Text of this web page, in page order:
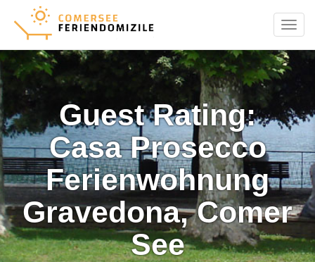
Menu
Guest Rating:
Casa Prosecco
Ferienwohnung
Gravedona, Comer
See